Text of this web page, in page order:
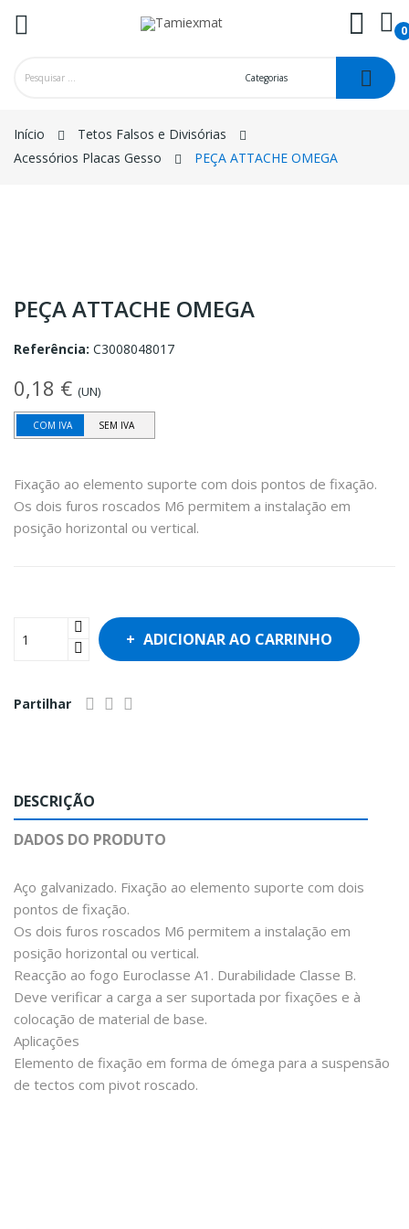
0
Início
Tetos Falsos e Divisórias
Acessórios Placas Gesso
PEÇA ATTACHE OMEGA
PEÇA ATTACHE OMEGA
Referência: C3008048017
0,18 € (UN)
COM IVA SEM IVA
Fixação ao elemento suporte com dois pontos de fixação.
Os dois furos roscados M6 permitem a instalação em
posição horizontal ou vertical.
ADICIONAR AO CARRINHO
Partilhar
DESCRIÇÃO
DADOS DO PRODUTO
Aço galvanizado. Fixação ao elemento suporte com dois
pontos de fixação.
Os dois furos roscados M6 permitem a instalação em
posição horizontal ou vertical.
Reacção ao fogo Euroclasse A1. Durabilidade Classe B.
Deve verificar a carga a ser suportada por fixações e à
colocação de material de base.
Aplicações
Elemento de fixação em forma de ómega para a suspensão
de tectos com pivot roscado.